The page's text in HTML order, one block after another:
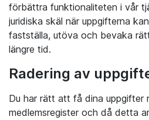
förbättra funktionaliteten i vår
juridiska skäl när uppgifterna
fastställa, utöva och bevaka
längre tid.
Radering av
Du har rätt att få dina uppgifter
medlemsregister och då detta